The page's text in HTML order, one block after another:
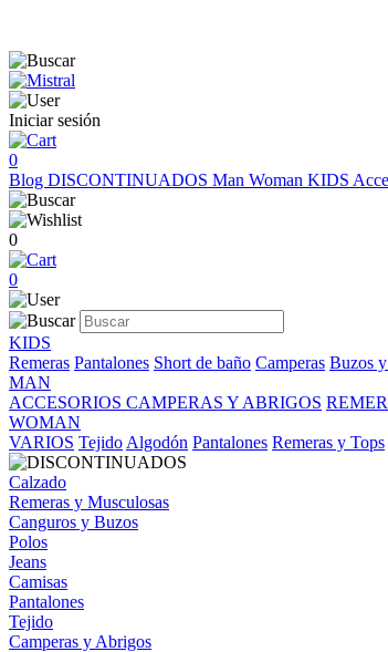
Iniciar sesión
0
Blog DISCONTINUADOS Man Woman KIDS
0
0
KIDS
Remeras Pantalones Short de baño Camperas Buzos
MAN
ACCESORIOS CAMPERAS Y ABRIGOS
WOMAN
VARIOS Tejido Algodón Pantalones Remeras y Tops
Calzado
Remeras y Musculosas
Canguros y Buzos
Polos
Jeans
Camisas
Pantalones
Tejido
Camperas y Abrigos